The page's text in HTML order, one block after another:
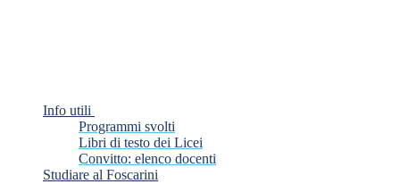
Info utili
Programmi svolti
Libri di testo dei Licei
Convitto: elenco docenti
Studiare al Foscarini